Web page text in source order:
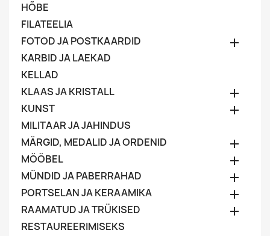
HÕBE
FILATEELIA
FOTOD JA POSTKAARDID

KARBID JA LAEKAD
KELLAD
KLAAS JA KRISTALL

KUNST 
MILITAAR JA JAHINDUS
MÄRGID, MEDALID JA ORDENID

MÖÖBEL 
MÜNDID JA PABERRAHAD 
PORTSELAN JA KERAAMIKA 
RAAMATUD JA TRÜKISED 
RESTAUREERIMISEKS